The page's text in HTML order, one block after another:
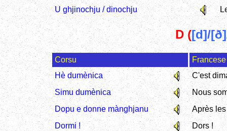
U ghjinochju / dinochju
D ([d]/
Corsu
Francese
Hè dumènica
C'est
Simu dumènica
Nous
Dopu e donne mànghjanu
Après
Dormi !
Dors !